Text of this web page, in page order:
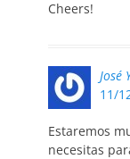
Cheers!
José
11/
Estaremos
necesitas